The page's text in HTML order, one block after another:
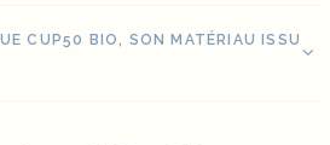
CUP50 BIO, SON MATÉRIAU ISSU